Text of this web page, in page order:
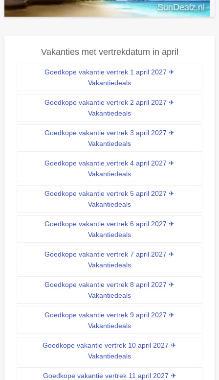
Vakanties met vertrekdatum in april
Goedkope vakantie vertrek 1 april 2027 ✈
Vakantiedeals
Goedkope vakantie vertrek 2 april 2027 ✈
Vakantiedeals
Goedkope vakantie vertrek 3 april 2027 ✈
Vakantiedeals
Goedkope vakantie vertrek 4 april 2027 ✈
Vakantiedeals
Goedkope vakantie vertrek 5 april 2027 ✈
Vakantiedeals
Goedkope vakantie vertrek 6 april 2027 ✈
Vakantiedeals
Goedkope vakantie vertrek 7 april 2027 ✈
Vakantiedeals
Goedkope vakantie vertrek 8 april 2027 ✈
Vakantiedeals
Goedkope vakantie vertrek 9 april 2027 ✈
Vakantiedeals
Goedkope vakantie vertrek 10 april 2027 ✈
Vakantiedeals
Goedkope vakantie vertrek 11 april 2027 ✈